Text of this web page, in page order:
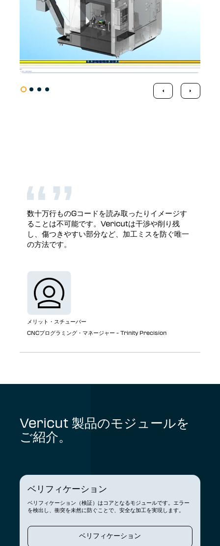
数十万行ものGコードを読み取ったりイメージす
ることは不可能です。Vericutは干渉や削り残
し、傷つきやすい部分など、加工ミスを防ぐ唯一
の方法です。
メリット・スチューバー
CNCプログラミング・マネージャー - Trinity Precision
Vericut 製品のモジュールを
ご紹介。
ベリフィケーション
ベリフィケーション（検証）はコアとなるモジュールです。エラー
を検出し、衝突を未然に防ぐことで、安全な加工を実現します。
ベリフィケーション